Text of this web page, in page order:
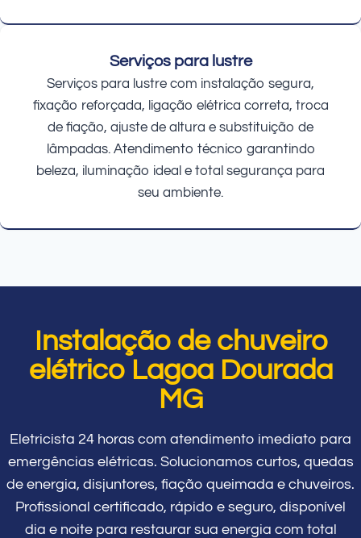
Serviços para lustre
Serviços para lustre com instalação segura,
fixação reforçada, ligação elétrica correta, troca
de fiação, ajuste de altura e substituição de
lâmpadas. Atendimento técnico garantindo
beleza, iluminação ideal e total segurança para
seu ambiente.
Instalação de chuveiro
elétrico Lagoa Dourada
MG
Eletricista 24 horas com atendimento imediato para
emergências elétricas. Solucionamos curtos, quedas
de energia, disjuntores, fiação queimada e chuveiros.
Profissional certificado, rápido e seguro, disponível
dia e noite para restaurar sua energia com total